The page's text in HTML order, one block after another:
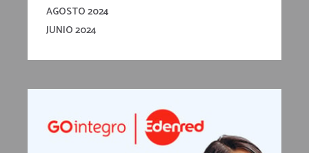
AGOSTO 2024
JUNIO 2024